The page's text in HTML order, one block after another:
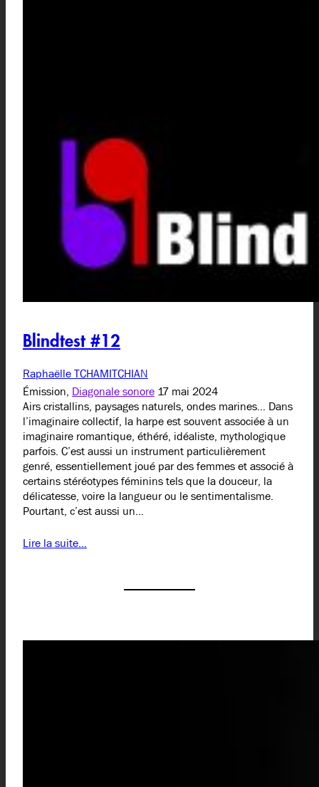
Blindtest #12
Raphaëlle TCHAMITCHIAN
Émission, Diagonale sonore 17 mai 2024
Airs cristallins, paysages naturels, ondes marines… Dans
l’imaginaire collectif, la harpe est souvent associée à un
imaginaire romantique, éthéré, idéaliste, mythologique
parfois. C’est aussi un instrument particulièrement
genré, essentiellement joué par des femmes et associé à
certains stéréotypes féminins tels que la douceur, la
délicatesse, voire la langueur ou le sentimentalisme.
Pourtant, c’est aussi un…
Lire la suite…